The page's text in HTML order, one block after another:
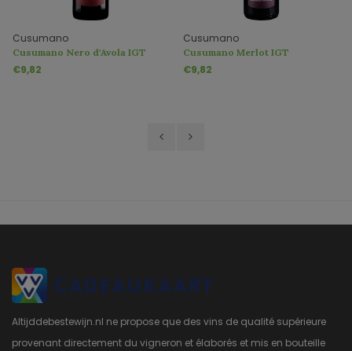
Cusumano
Cusumano Nero d'Avola IGT
€9,82
Cusumano
Cusumano Merlot IGT
€9,82
Altijddebestewijn.nl ne propose que des vins de qualité supérieure
provenant directement du vigneron et élaborés et mis en bouteille